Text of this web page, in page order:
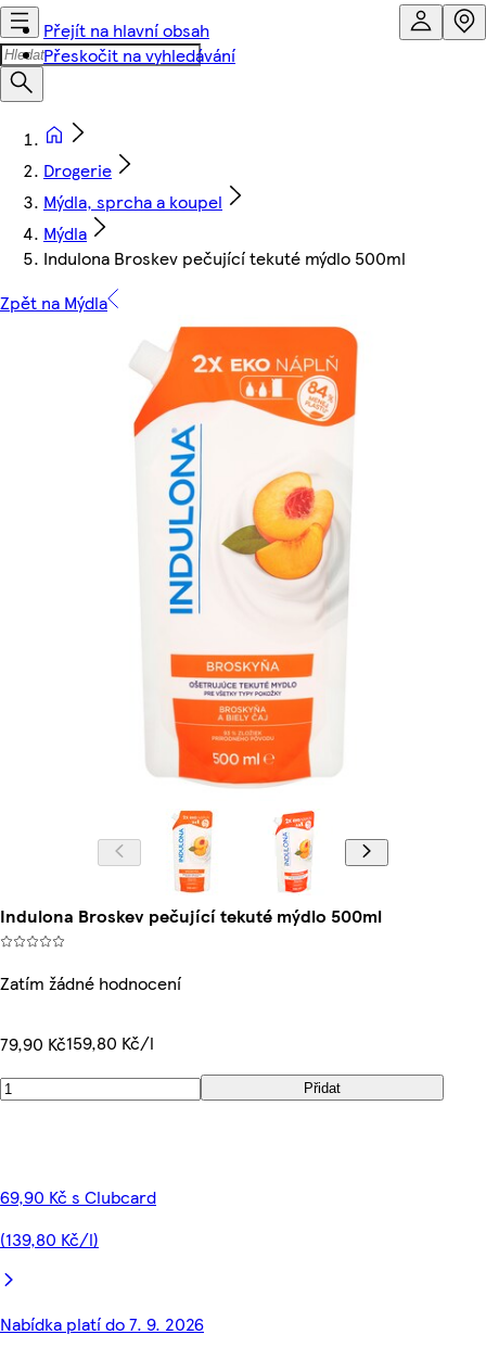
Přejít na hlavní obsah
Přeskočit na vyhledávání
Drogerie
Mýdla, sprcha a koupel
Mýdla
Indulona Broskev pečující tekuté mýdlo 500ml
Zpět na Mýdla
Indulona Broskev pečující tekuté mýdlo 500ml
Zatím žádné hodnocení
79,90 Kč159,80 Kč/l
Přidat
69,90 Kč s Clubcard
(139,80 Kč/l)
Nabídka platí do 7. 9. 2026